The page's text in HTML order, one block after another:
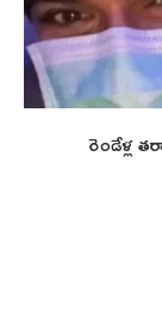
రెండేళ్ల